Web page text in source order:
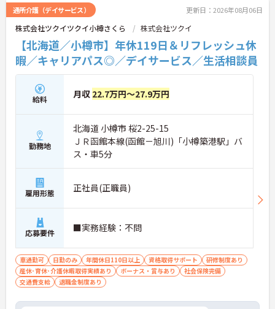
らのびのびと働ける風通しの良い職場です。階層別
研修や資格取得支援制度が整っているため有資格者
の方がこれまでのご経験を活かしながら将来の管理
職やスペシャリストへと着実にキャリアアップを目
指せるやりがいのある環境です。
★おすすめPOINT★
【ワークライフバランスの充実】
・夜勤なしの日勤のみで年間休日119日を確保 ・リ
フレッシュ休暇やこども休暇など特別休暇が充実
・産休育休や産後パパ育休制度など子育て支援体制
【安心の高待遇と福利厚生】
・処遇改善手当を毎月および半期末手当として全額
還元 ・配偶者1万円や満18歳未満の子5千円の手厚
い扶養手当を支給
・結婚・出生・入学のお祝い金やヘルスチェック補
助など独自の福利厚生制度を用意
・公的資格取得や自己啓発支援制度を活用しスキル
アップが可能
・管理職や他職種への転換など多彩なキャリアプラ
ンを用意
・髪色やネイルなどが自由で個性を大切にできる社
風
通所介護（デイサービス） 更新日：2026年08月06日
株式会社ツクイツクイ小樽さくら 株式会社ツクイ
【北海道／小樽市】年休119日＆リフレッシュ休
暇／キャリアパス◎／デイサービス／生活相談員
給料 月収 22.7万円～27.9万円
勤務地
北海道 小樽市 桜2-25-15
ＪＲ函館本線(函館－旭川)「小樽築港駅」バ
ス・車5分
雇用形態 正社員(正職員)
応募要件 ■実務経験：不問
車通勤可 日勤のみ 年間休日110日以上 資格取得サポート
研修制度あり
産休･育休･介護休暇取得実績あり
ボーナス・賞与あり
社会保険完備
交通費支給
退職金制度あり